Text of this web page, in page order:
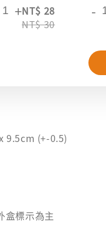
+NT$ 28
NT$ 30
-
9.5cm (+-0.5)
盒標示為主